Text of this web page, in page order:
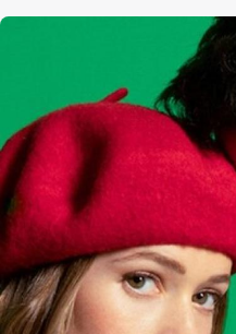
Doch der verletzte Arm ist
was folgen wird. Die
nacheinander in
den Übrigen an den
Verwandlung nur von
Furie kreischend durchs
wenig später verstört und
Grundstück wieder. Lange
Zombiewerdens ungeklärt.